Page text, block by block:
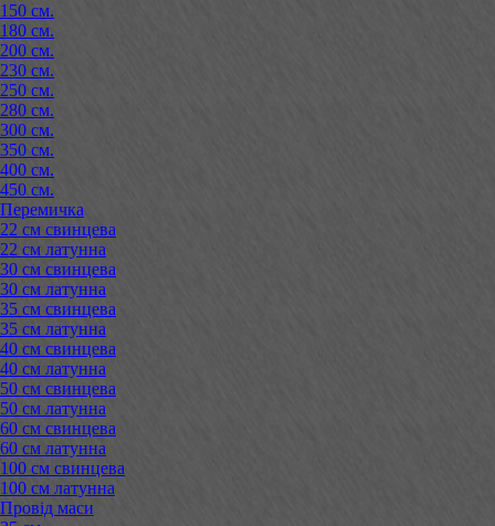
150 см.
180 см.
200 см.
230 см.
250 см.
280 см.
300 см.
350 см.
400 см.
450 см.
Перемичка
22 см свинцева
22 см латунна
30 см свинцева
30 см латунна
35 см свинцева
35 см латунна
40 см свинцева
40 см латунна
50 см свинцева
50 см латунна
60 см свинцева
60 см латунна
100 см свинцева
100 см латунна
Провід маси